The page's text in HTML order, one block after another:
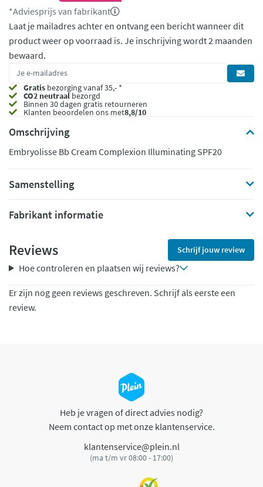
*Adviesprijs van fabrikant
Laat je mailadres achter en ontvang een bericht wanneer dit
product weer op voorraad is. Je inschrijving wordt 2 maanden
bewaard.
Gratis bezorging vanaf 35,- *
CO2 neutraalbezorgd
Binnen 30 dagen gratis retourneren
Klanten beoordelen ons met8,8/10
Omschrijving
Embryolisse Bb Cream Complexion Illuminating SPF20
Samenstelling
Fabrikant informatie
Reviews Schrijf jouw review
Hoe controleren en plaatsen wij reviews?
Er zijn nog geen reviews geschreven. Schrijf als eerste een
review.
Heb je vragen of direct advies nodig?
Neem contact op met onze klantenservice.
klantenservice@plein.nl
(ma t/m vr 08:00 - 17:00)